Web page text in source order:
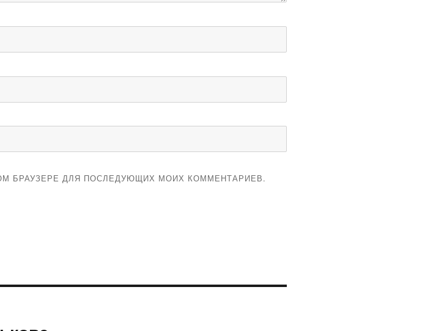
БРАУЗЕРЕ ДЛЯ ПОСЛЕДУЮЩИХ МОИХ КОММЕНТАРИЕВ.